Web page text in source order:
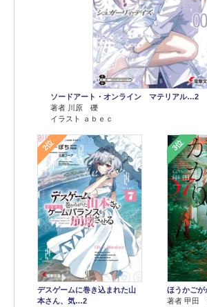
ソードアート・オンライン マテリアル…2
著者 川原 礫
イラスト ａｂｅｃ
2位
デスゲームに巻き込まれた山
本さん、気…2
3位
ほうかごが
著者 甲田